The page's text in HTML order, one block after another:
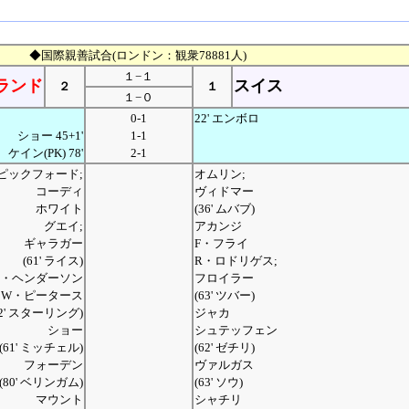
◆国際親善試合(ロンドン：観衆78881人)
ンド ２
１−１
１ スイス
１−０
ショー 45+1'
ケイン(PK) 78'
0-1
1-1
2-1
22' エンボロ
ックフォード;
コーディ
ホワイト
グエイ;
ギャラガー
(61' ライス)
ヘンダーソン
W・ピータース
スターリング)
ショー
ミッチェル)
フォーデン
ベリンガム)
マウント
オムリン;
ヴィドマー
(36' ムバブ)
アカンジ
F・フライ
R・ロドリゲス;
フロイラー
(63' ツバー)
ジャカ
シュテッフェン
(62' ゼチリ)
ヴァルガス
(63' ソウ)
シャチリ